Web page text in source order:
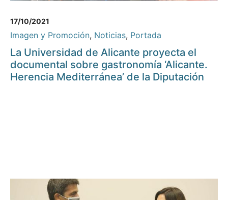
17/10/2021
Imagen y Promoción, Noticias, Portada
La Universidad de Alicante proyecta el
documental sobre gastronomía ‘Alicante.
Herencia Mediterránea’ de la Diputación